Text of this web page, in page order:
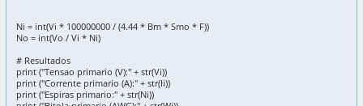
Ni = int(Vi * 100000000 / (4.44 * Bm * Smo * F))
No = int(Vo / Vi * Ni)
# Resultados
print ("Tensao primario (V):" + str(Vi))
print ("Corrente primario (A):" + str(Ii))
print ("Espiras primario:" + str(Ni))